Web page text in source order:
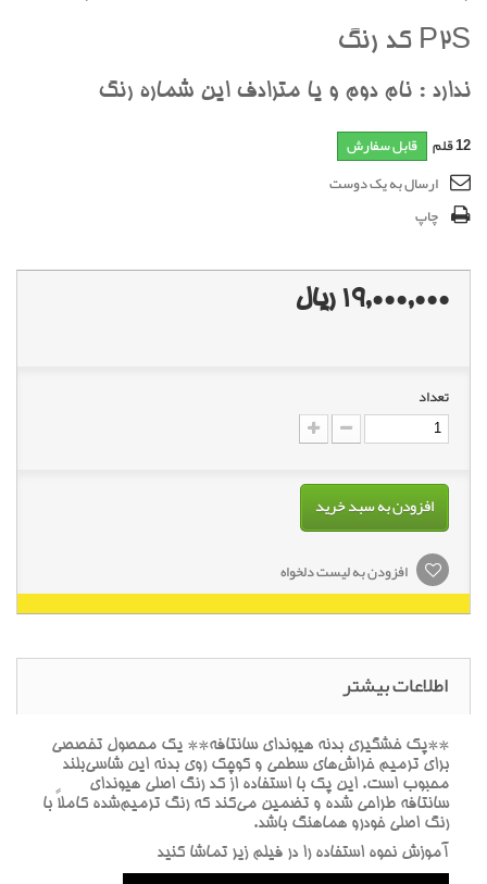
P2S کد رنگ
ندارد : نام دوم و يا مترادف اين شماره رنگ
12قلم قابل سفارش
ارسال به یک دوست
چاپ
19,000,000 ریال
تعداد
افزودن به سبد خرید
افزودن به لیست دلخواه
اطلاعات بیشتر
**پک خشگيري بدنه هيونداي سانتافه** يک محصول تخصصي
براي ترميم خراش‌هاي سطحي و کوچک روي بدنه اين شاسي‌بلند
محبوب است. اين پک با استفاده از کد رنگ اصلي هيونداي
سانتافه طراحي شده و تضمين مي‌کند که رنگ ترميم‌شده کاملاً با
رنگ اصلي خودرو هماهنگ باشد.
آموزش نحوه استفاده را در فيلم زير تماشا کنيد